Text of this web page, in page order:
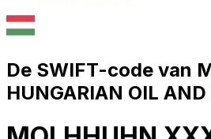
De SWIFT-code van
HUNGARIAN OIL